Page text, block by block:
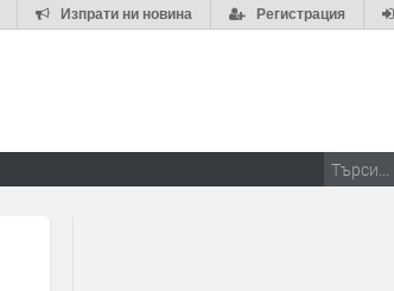
Регистрация
Изпрати ни новина